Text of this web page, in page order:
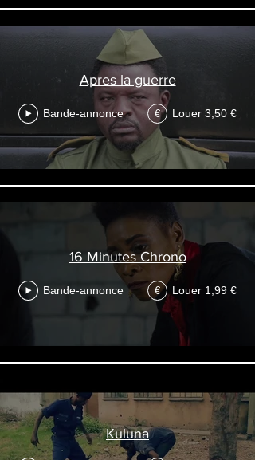
Apres la guerre
Bande-annonce € Louer 3,50 €
16 Minutes Chrono
Bande-annonce € Louer 1,99 €
Kuluna